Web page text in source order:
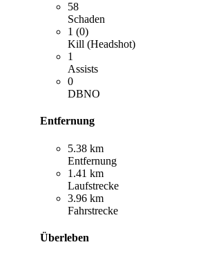
58
Schaden
1 (0)
Kill (Headshot)
1
Assists
0
DBNO
Entfernung
5.38 km
Entfernung
1.41 km
Laufstrecke
3.96 km
Fahrstrecke
Überleben